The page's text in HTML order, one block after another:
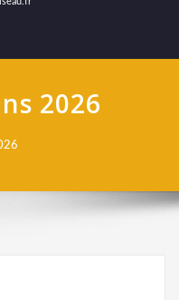
2026